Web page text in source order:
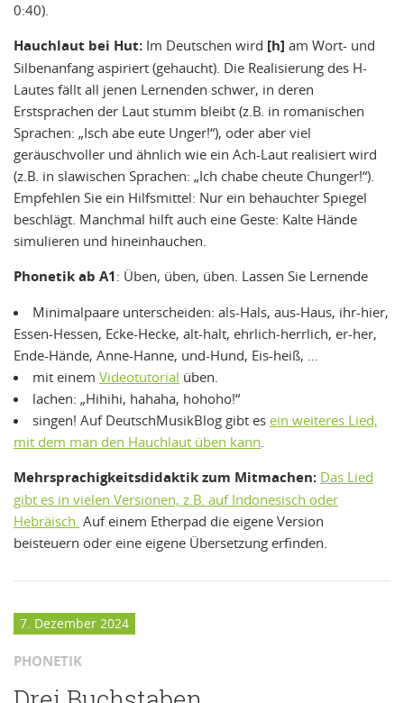
0:40).
Hauchlaut bei Hut: Im Deutschen wird [h] am Wort- und
Silbenanfang aspiriert (gehaucht). Die Realisierung des H-
Lautes fällt all jenen Lernenden schwer, in deren
Erstsprachen der Laut stumm bleibt (z.B. in romanischen
Sprachen: „Isch abe eute Unger!“), oder aber viel
geräuschvoller und ähnlich wie ein Ach-Laut realisiert wird
(z.B. in slawischen Sprachen: „Ich chabe cheute Chunger!“).
Empfehlen Sie ein Hilfsmittel: Nur ein behauchter Spiegel
beschlägt. Manchmal hilft auch eine Geste: Kalte Hände
simulieren und hineinhauchen.
Phonetik ab A1: Üben, üben, üben. Lassen Sie Lernende
Minimalpaare unterscheiden: als-Hals, aus-Haus, ihr-hier,
Essen-Hessen, Ecke-Hecke, alt-halt, ehrlich-herrlich, er-her,
Ende-Hände, Anne-Hanne, und-Hund, Eis-heiß, …
mit einem Videotutorial üben.
lachen: „Hihihi, hahaha, hohoho!“
singen! Auf DeutschMusikBlog gibt es ein weiteres Lied,
mit dem man den Hauchlaut üben kann.
Mehrsprachigkeitsdidaktik zum Mitmachen: Das Lied
gibt es in vielen Versionen, z.B. auf Indonesisch oder
Hebräisch. Auf einem Etherpad die eigene Version
beisteuern oder eine eigene Übersetzung erfinden.
7. Dezember 2024
PHONETIK